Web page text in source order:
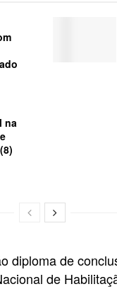
na
diploma de
de